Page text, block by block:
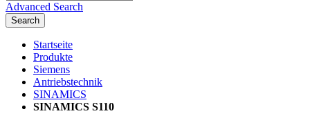
Advanced Search
Search
Startseite
Produkte
Siemens
Antriebstechnik
SINAMICS
SINAMICS S110